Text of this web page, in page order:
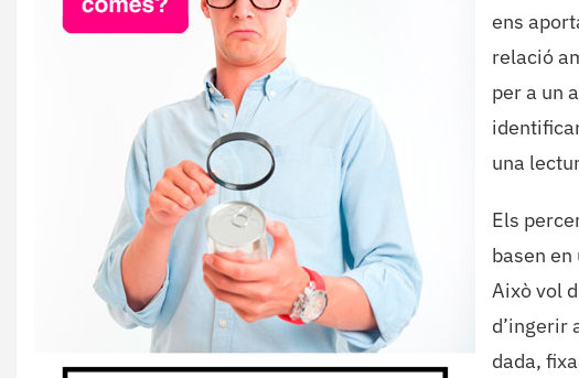
ens
relació
per a un
una
Els
basen en
Això vol
d’ingerir
dada,